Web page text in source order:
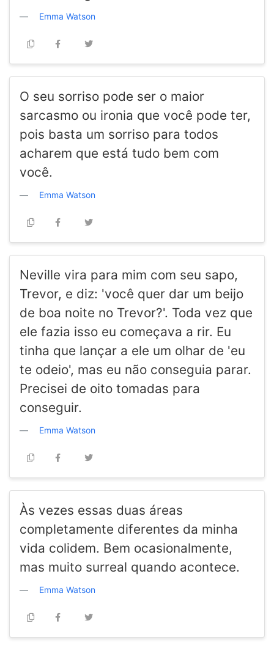
Emma Watson
O seu sorriso pode ser o maior
sarcasmo ou ironia que você pode ter,
pois basta um sorriso para todos
acharem que está tudo bem com
você.
Emma Watson
Neville vira para mim com seu sapo,
Trevor, e diz: 'você quer dar um beijo
de boa noite no Trevor?'. Toda vez que
ele fazia isso eu começava a rir. Eu
tinha que lançar a ele um olhar de 'eu
te odeio', mas eu não conseguia parar.
Precisei de oito tomadas para
conseguir.
Emma Watson
Às vezes essas duas áreas
completamente diferentes da minha
vida colidem. Bem ocasionalmente,
mas muito surreal quando acontece.
Emma Watson